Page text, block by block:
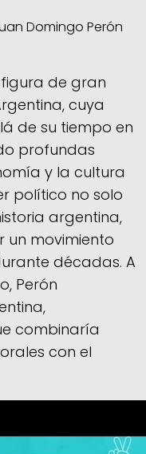
de gran
cuya
de su tiempo en
profundas
y la cultura
político no solo
argentina,
un movimiento
décadas. A
Perón
combinaría
con el